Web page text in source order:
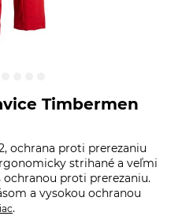
Timbermen
ochrana proti prerezaniu
strihané a veľmi
ochranou proti prerezaniu.
a vysokou ochranou
.